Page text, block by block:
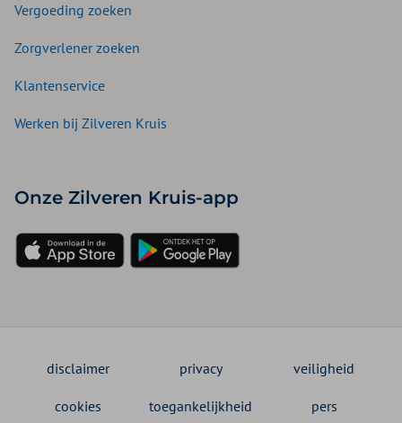
Vergoeding zoeken
Zorgverlener zoeken
Klantenservice
Werken bij Zilveren Kruis
Onze Zilveren Kruis-app
disclaimer privacy veiligheid
cookies toegankelijkheid pers